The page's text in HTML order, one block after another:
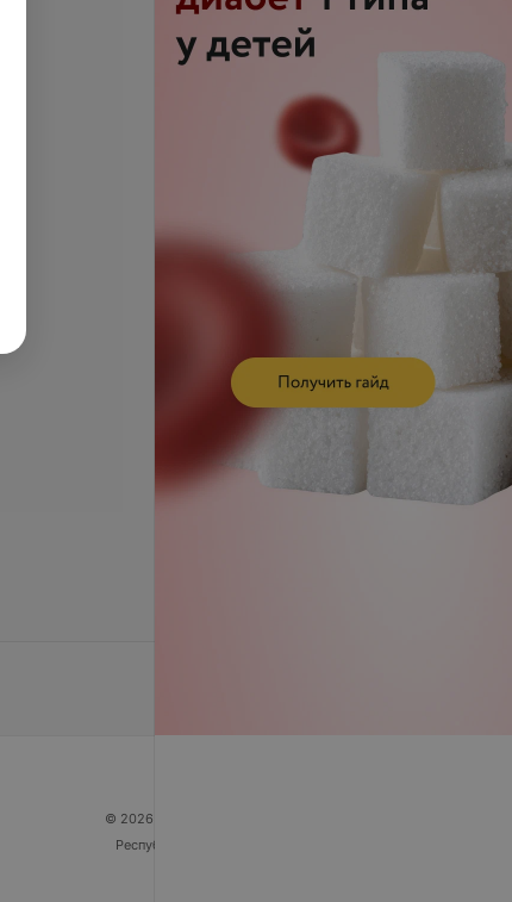
© 2026 ООО «Артокс Лаб», УНП 191700409
Республика Беларусь, г. Минск, улица Толбухина, 2,